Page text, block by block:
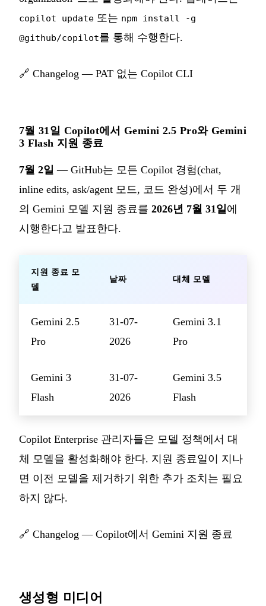
copilot update 또는 npm install -g
@github/copilot를 통해 수행한다.
🔗 Changelog — PAT 없는 Copilot CLI
7월 31일 Copilot에서 Gemini 2.5 Pro와 Gemini
3 Flash 지원 종료
7월 2일 — GitHub는 모든 Copilot 경험(chat,
inline edits, ask/agent 모드, 코드 완성)에서 두 개
의 Gemini 모델 지원 종료를 2026년 7월 31일에
시행한다고 발표한다.
지원 종료 모
델
날짜 대체 모델
Gemini 2.5
Pro
31-07-
2026
Gemini 3.1
Pro
Gemini 3
Flash
31-07-
2026
Gemini 3.5
Flash
Copilot Enterprise 관리자들은 모델 정책에서 대
체 모델을 활성화해야 한다. 지원 종료일이 지나
면 이전 모델을 제거하기 위한 추가 조치는 필요
하지 않다.
🔗 Changelog — Copilot에서 Gemini 지원 종료
생성형 미디어